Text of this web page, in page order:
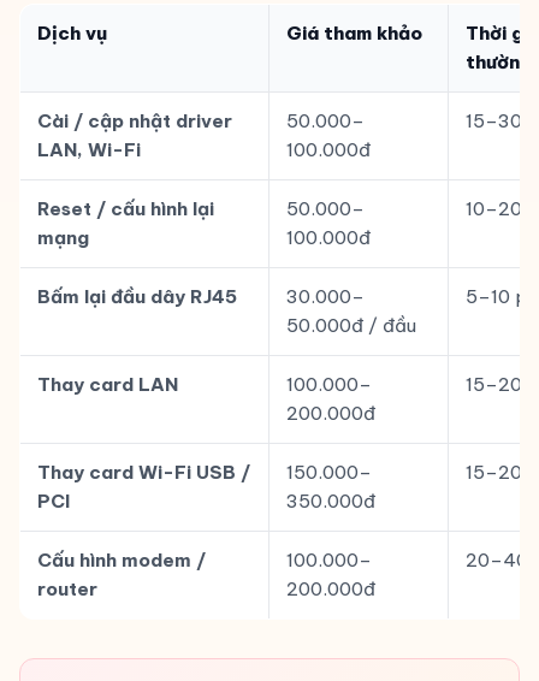
Dịch vụ Giá tham khảo
Thời
thường
Cài / cập nhật driver
LAN, Wi-Fi
50.000–
100.000đ
15–30
Reset / cấu hình lại
mạng
50.000–
100.000đ
10–20
Bấm lại đầu dây RJ45
30.000–
50.000đ / đầu
5–10
Thay card LAN
100.000–
200.000đ
15–20
Thay card Wi-Fi USB /
PCI
150.000–
350.000đ
15–20
Cấu hình modem /
router
100.000–
200.000đ
20–40